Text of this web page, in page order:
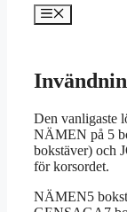
Meny
Den vanligaste
NÄMEN på 5
bokstäver) och
för korsordet.
NÄMEN5